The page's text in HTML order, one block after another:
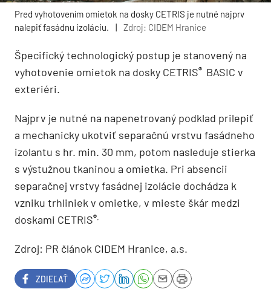
Pred vyhotovením omietok na dosky CETRIS je nutné najprv
nalepiť fasádnu izoláciu.
| Zdroj: CIDEM Hranice
Špecifický technologický postup je stanovený na
vyhotovenie omietok na dosky CETRIS® BASIC v
exteriéri.
Najprv je nutné na napenetrovaný podklad prilepiť
a mechanicky ukotviť separačnú vrstvu fasádneho
izolantu s hr. min. 30 mm, potom nasleduje stierka
s výstužnou tkaninou a omietka. Pri absencii
separačnej vrstvy fasádnej izolácie dochádza k
vzniku trhliniek v omietke, v mieste škár medzi
doskami CETRIS®.
Zdroj: PR článok CIDEM Hranice, a.s.
ZDIEĽAŤ